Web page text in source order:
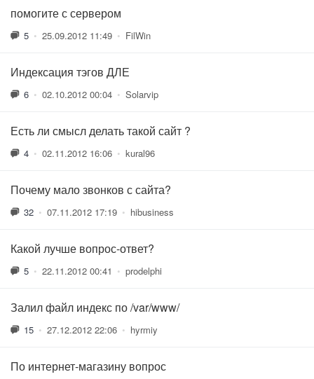
помогите с сервером
5 • 25.09.2012 11:49 • FilWin
Индексация тэгов ДЛЕ
6 • 02.10.2012 00:04 • Solarvip
Есть ли смысл делать такой сайт ?
4 • 02.11.2012 16:06 • kural96
Почему мало звонков с сайта?
32 • 07.11.2012 17:19 • hibusiness
Какой лучше вопрос-ответ?
5 • 22.11.2012 00:41 • prodelphi
Залил файл индекс по /var/www/
15 • 27.12.2012 22:06 • hyrmiy
По интернет-магазину вопрос